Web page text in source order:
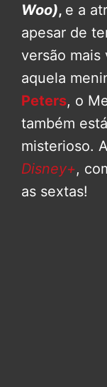
Woo), e a
apesar de
versão mais
aquela
Peters, o
também
misterioso.
Disney+,
as sextas!